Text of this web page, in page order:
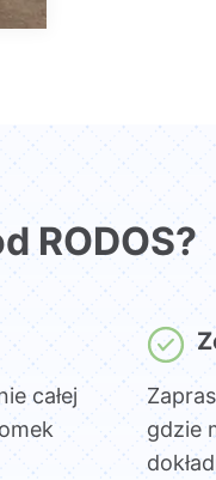
RODOS?
całej
gdzie